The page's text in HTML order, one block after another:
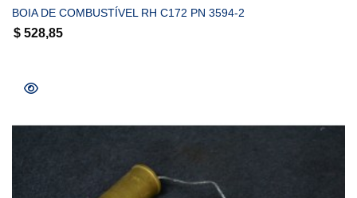
BOIA DE COMBUSTÍVEL RH C172 PN 3594-2
$ 528,85